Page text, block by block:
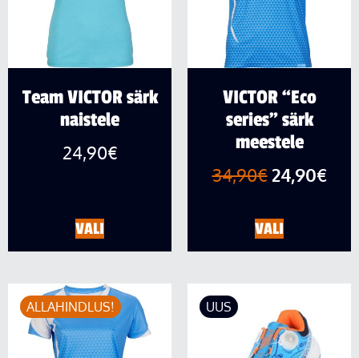
Team VICTOR särk
naistele
24,90€
VALI
VICTOR “Eco
series” särk
meestele
34,90€24,90€
VALI
ALLAHINDLUS! UUS